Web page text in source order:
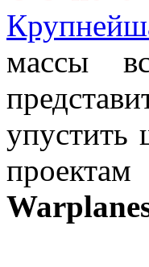
массы
упустить